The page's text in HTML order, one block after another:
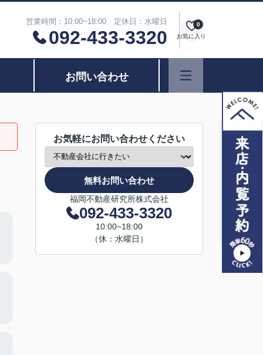
営業時間：10:00~18:00 定休日：水曜日
092-433-3320 お気に入り
0
お問い合わせ
お気軽にお問い合わせください
無料お問い合わせ
福岡不動産研究所株式会社
092-433-3320
10:00~18:00
（休：水曜日）